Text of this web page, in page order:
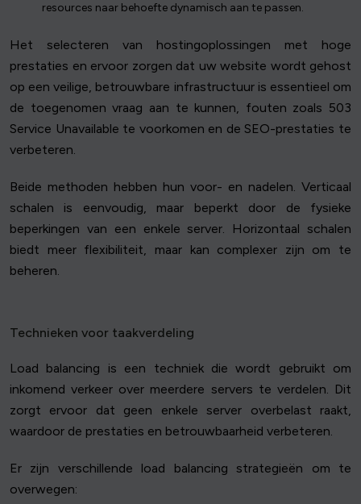
resources naar behoefte dynamisch aan te passen.
Het selecteren van hostingoplossingen met hoge
prestaties en ervoor zorgen dat uw website wordt gehost
op een veilige, betrouwbare infrastructuur is essentieel om
de toegenomen vraag aan te kunnen, fouten zoals 503
Service Unavailable te voorkomen en de SEO-prestaties te
verbeteren.
Beide methoden hebben hun voor- en nadelen. Verticaal
schalen is eenvoudig, maar beperkt door de fysieke
beperkingen van een enkele server. Horizontaal schalen
biedt meer flexibiliteit, maar kan complexer zijn om te
beheren.
Technieken voor taakverdeling
Load balancing is een techniek die wordt gebruikt om
inkomend verkeer over meerdere servers te verdelen. Dit
zorgt ervoor dat geen enkele server overbelast raakt,
waardoor de prestaties en betrouwbaarheid verbeteren.
Er zijn verschillende load balancing strategieën om te
overwegen: